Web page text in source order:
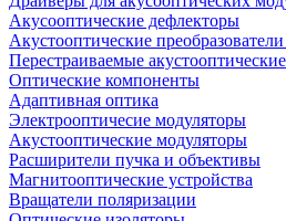
Акусооптические дефлекторы
Акустооптические
Перестраиваемые
Оптические компоненты
Адаптивная оптика
Электрооптичесие модуляторы
Акустооптические модуляторы
Расширители пучка и объективы
Магнитооптические устройства
Вращатели поляризации